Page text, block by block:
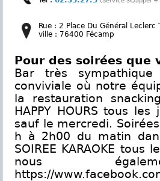
Rue : 2 Place Du Général
ville : 76400 Fécamp
Pour des soirées
Bar très
conviviale où notre
la restauration
HAPPY HOURS tous
sauf le mercredi.
h à 2h00 du matin
SOIREE KARAOKE
nous
https://